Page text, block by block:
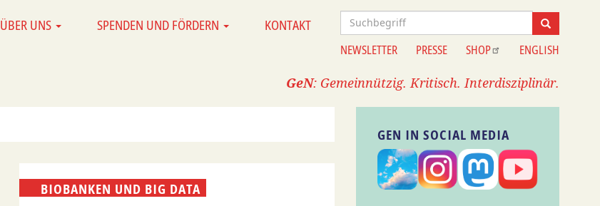
ÜBER UNS SPENDEN UND FÖRDERN KONTAKT Suche
Information
NEWSLETTER PRESSE SHOP ENGLISH
GeN: Gemeinnützig. Kritisch. Interdisziplinär.
BIOBANKEN UND BIG DATA
GEN IN SOCIAL MEDIA